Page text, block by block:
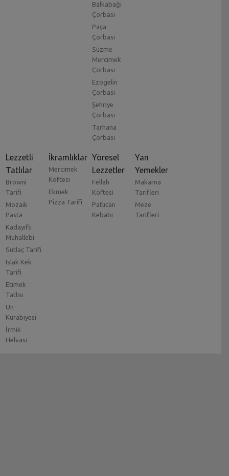
Balkabağı
Çorbası
Paça
Çorbası
Süzme
Mercimek
Çorbası
Ezogelin
Çorbası
Şehriye
Çorbası
Tarhana
Çorbası
Lezzetli
Tatlılar
Browni
Tarifi
Mozaik
Pasta
Kadayıflı
Muhallebi
Sütlaç Tarifi
Islak Kek
Tarifi
Etimek
Tatlısı
Un
Kurabiyesi
İrmik
Helvası
İkramlıklar
Mercimek
Köftesi
Ekmek
Pizza Tarifi
Yöresel
Lezzetler
Fellah
Köftesi
Patlıcan
Kebabı
Yan
Yemekler
Makarna
Tarifleri
Meze
Tarifleri